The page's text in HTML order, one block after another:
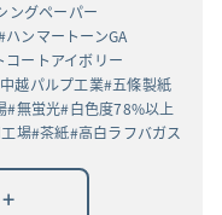
ングペーパー
ハンマートーンGA
コートアイボリー
中越パルプ工業 五條製紙
無蛍光 白色度78%以上
場 茶紙 高白ラフバガス
+